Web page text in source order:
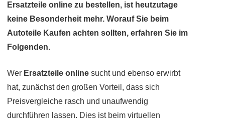
Ersatzteile online zu bestellen, ist heutzutage
keine Besonderheit mehr. Worauf Sie beim
Autoteile Kaufen achten sollten, erfahren Sie im
Folgenden.
Wer Ersatzteile online sucht und ebenso erwirbt
hat, zunächst den großen Vorteil, dass sich
Preisvergleiche rasch und unaufwendig
durchführen lassen. Dies ist beim virtuellen